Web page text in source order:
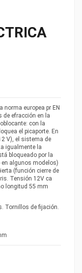
norma europea pr EN
de efracción en la
con la
el picaporte. En
V), el sistema de
igualmente la
bloqueado por la
en algunos modelos)
(función cierre de
Tensión 12V ca
longitud 55 mm
Tornillos de fijación.